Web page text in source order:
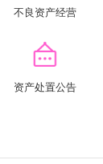
不良资产经营
资产处置公告